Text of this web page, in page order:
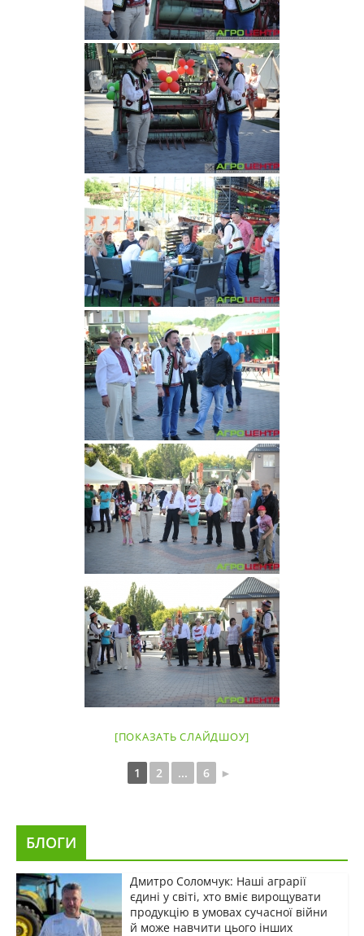
[ПОКАЗАТЬ СЛАЙДШОУ]
1 2 ... 6 ►
БЛОГИ
Дмитро Соломчук: Наші аграрії
єдині у світі, хто вміє вирощувати
продукцію в умовах сучасної війни
й може навчити цього інших